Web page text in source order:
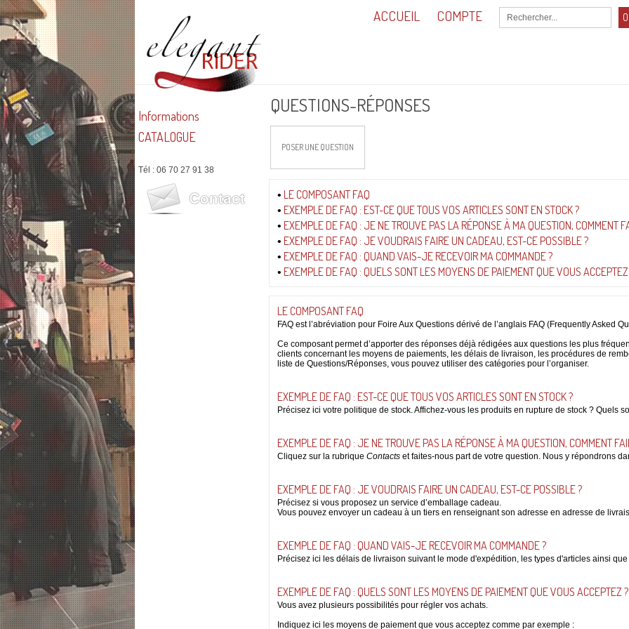
ACCUEIL COMPTE
Informations
CATALOGUE
Tél : 06 70 27 91 38
QUESTIONS-RÉPONSES
POSER UNE QUESTION
• LE COMPOSANT FAQ
• EXEMPLE DE FAQ : EST-CE QUE TOUS VOS ARTICLES SONT EN STOCK ?
• EXEMPLE DE FAQ : JE NE TROUVE PAS LA RÉPONSE À MA QUESTION, COMMENT
• EXEMPLE DE FAQ : JE VOUDRAIS FAIRE UN CADEAU, EST-CE POSSIBLE ?
• EXEMPLE DE FAQ : QUAND VAIS-JE RECEVOIR MA COMMANDE ?
• EXEMPLE DE FAQ : QUELS SONT LES MOYENS DE PAIEMENT QUE VOUS
LE COMPOSANT FAQ
FAQ est l’abréviation pour Foire Aux Questions dérivé de l’anglais FAQ (Frequently Asked
Ce composant permet d’apporter des réponses déjà rédigées aux questions les plus
clients concernant les moyens de paiements, les délais de livraison, les procédures de
liste de Questions/Réponses, vous pouvez utiliser des catégories pour l’organiser.
EXEMPLE DE FAQ : EST-CE QUE TOUS VOS ARTICLES SONT EN STOCK ?
Précisez ici votre politique de stock. Affichez-vous les produits en rupture de stock ? Quels
EXEMPLE DE FAQ : JE NE TROUVE PAS LA RÉPONSE À MA QUESTION, COMMENT
Cliquez sur la rubrique Contacts et faites-nous part de votre question. Nous y répondrons
EXEMPLE DE FAQ : JE VOUDRAIS FAIRE UN CADEAU, EST-CE POSSIBLE ?
Précisez si vous proposez un service d’emballage cadeau.
Vous pouvez envoyer un cadeau à un tiers en renseignant son adresse en adresse de
EXEMPLE DE FAQ : QUAND VAIS-JE RECEVOIR MA COMMANDE ?
Précisez ici les délais de livraison suivant le mode d'expédition, les types d'articles ainsi
EXEMPLE DE FAQ : QUELS SONT LES MOYENS DE PAIEMENT QUE VOUS ACCEPTEZ ?
Vous avez plusieurs possibilités pour régler vos achats.
Indiquez ici les moyens de paiement que vous acceptez comme par exemple :